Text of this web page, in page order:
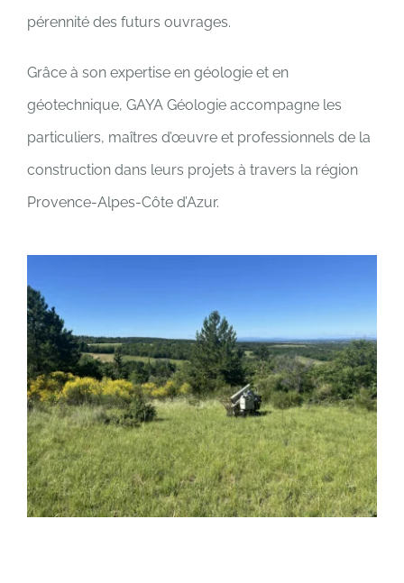
pérennité des futurs ouvrages.
Grâce à son expertise en géologie et en
géotechnique, GAYA Géologie accompagne les
particuliers, maîtres d’œuvre et professionnels de la
construction dans leurs projets à travers la région
Provence-Alpes-Côte d’Azur.